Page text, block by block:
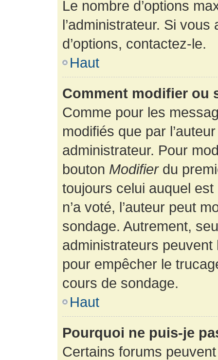
Le nombre d’options
l’administrateur. Si
d’options, contactez-le.
Haut
Comment modifier ou
Comme pour les
modifiés que par
administrateur. Pour
bouton Modifierdu
toujours celui auquel
n’a voté, l’auteur peut
sondage. Autrement,
administrateurs
pour empêcher le
cours de sondage.
Haut
Pourquoi ne puis-je
Certains forums